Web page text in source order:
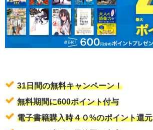
31日間の無料キャンペーン！
無料期間に600ポイント付与
電子書籍購入時４０%のポイント還元